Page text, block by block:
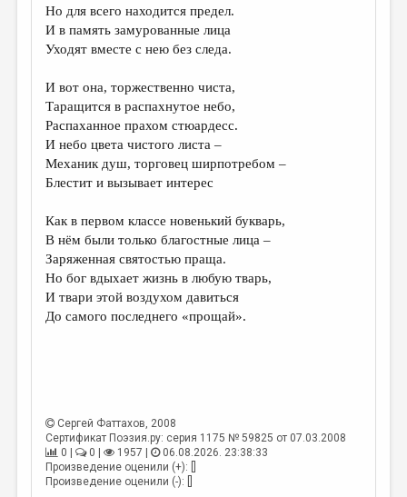
ПЕРЕВОДЫ
КОНКУРСЫ
ДЕТСКАЯ КОМНАТА
КНИЖНАЯ ПОЛКА
ОБЗОР ЛИТЕРАТУРЫ
СТРАНИЦЫ ПАМЯТИ
ОБЪЯВЛЕНИЯ
КОЛОНКА РЕДАКТОРА
РЕДКОЛЛЕГИЯ
ОТ РЕДАКЦИИ
КУЛЬТУРОВЕДЕНИЕ
ПУБЛИЦИСТИКА
Но для всего находится предел.
И в память замурованные лица
Уходят вместе с нею без следа.
И вот она, торжественно чиста,
Таращится в распахнутое небо,
Распаханное прахом стюардесс.
И небо цвета чистого листа –
Механик душ, торговец ширпотребом –
Блестит и вызывает интерес
Как в первом классе новенький букварь,
В нём были только благостные лица –
Заряженная святостью праща.
Но бог вдыхает жизнь в любую тварь,
И твари этой воздухом давиться
До самого последнего «прощай».
Сергей Фаттахов, 2008
Сертификат Поэзия.ру: серия 1175 № 59825 от 07.03.2008
0 |
0 | 1957 |
06.08.2026. 23:38:33
Произведение оценили (+): []
Произведение оценили (-): []